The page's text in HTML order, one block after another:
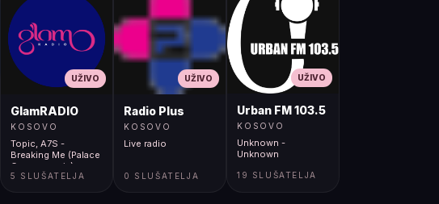
UŽIVO
GlamRADIO
KOSOVO
Topic, A7S -
Breaking Me (Palace
Groove remix)
5 SLUŠATELJA
UŽIVO
Radio Plus
KOSOVO
Live radio
0 SLUŠATELJA
UŽIVO
Urban FM 103.5
KOSOVO
Unknown -
Unknown
19 SLUŠATELJA